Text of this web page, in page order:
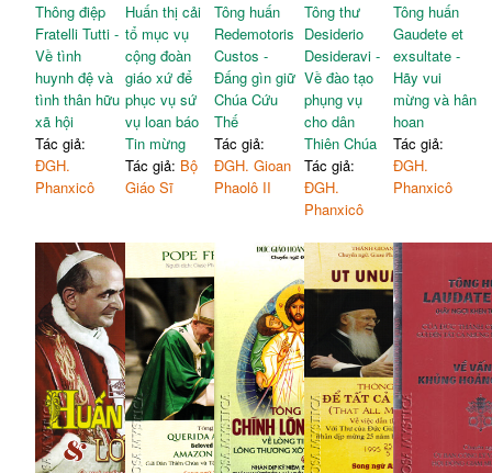
Thông điệp
Fratelli Tutti -
Về tình
huynh đệ và
tình thân hữu
xã hội
Tác giả:
ĐGH.
Phanxicô
Huấn thị cải
tổ mục vụ
cộng đoàn
giáo xứ để
phục vụ sứ
vụ loan báo
Tin mừng
Tác giả: Bộ
Giáo Sĩ
Tông huấn
Redemotoris
Custos -
Đấng gìn giữ
Chúa Cứu
Thế
Tác giả:
ĐGH. Gioan
Phaolô II
Tông thư
Desiderio
Desideravi -
Về đào tạo
phụng vụ
cho dân
Thiên Chúa
Tác giả:
ĐGH.
Phanxicô
Tông huấn
Gaudete et
exsultate -
Hãy vui
mừng và hân
hoan
Tác giả:
ĐGH.
Phanxicô